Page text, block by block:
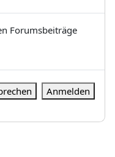
Forumsbeiträge
Anmelden